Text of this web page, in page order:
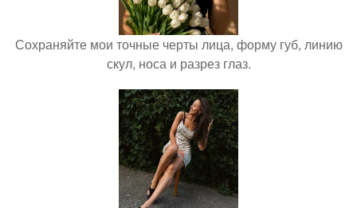
Сохраняйте мои точные черты лица, форму губ, линию
скул, носа и разрез глаз.